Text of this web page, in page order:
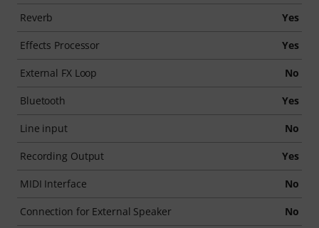
Reverb Yes
Effects Processor Yes
External FX Loop No
Bluetooth Yes
Line input No
Recording Output Yes
MIDI Interface No
Connection for External Speaker No